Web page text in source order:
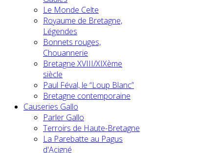
Le Monde Celte
Royaume de Bretagne,
Légendes
Bonnets rouges,
Chouannerie
Bretagne XVIII/XIXème
siècle
Paul Féval, le “Loup Blanc”
Bretagne contemporaine
Causeries Gallo
Parler Gallo
Terroirs de Haute-Bretagne
La Parebatte au Pagus
d'Acigné